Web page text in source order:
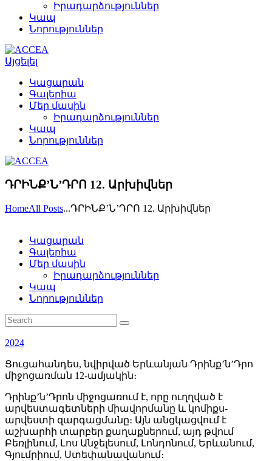
Իրադարձություններ
Կապ
Նորություններ
Այցելել
Կացարան
Գալերիա
Մեր մասին
Իրադարձություններ
Կապ
Նորություններ
ԴՐԻՆՔ’Ն’ԴՐՈ 12. Արխիվներ
HomeAll Posts...ԴՐԻՆՔ’Ն’ԴՐՈ 12. Արխիվներ
Կացարան
Գալերիա
Մեր մասին
Իրադարձություններ
Կապ
Նորություններ
2024
Ցուցահանդես, նվիրված Երևանյան Դրինք’ն’Դրո
միջոցառման 12-ամյակին։
Դրինք’ն’Դրոն միջոցառում է, որը ուղղված է
արվեստագետների միավորմանը և կոմիքս-
արվեստի զարգացմանը։ Այն անցկացվում է
աշխարհի տարբեր քաղաքներում, այդ թվում
Բեռլինում, Լոս Անջելեսում, Լոնդոնում, Երևանում,
Գյումրիում, Ստեփանավանում։